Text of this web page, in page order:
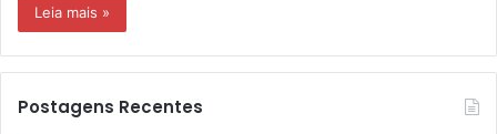
Leia mais »
Postagens Recentes